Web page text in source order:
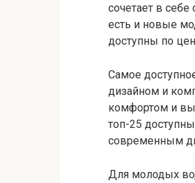
сочетает в
есть и новые
доступны по
Самое
дизайном и
комфортом и
топ-25
современным
Для молодых